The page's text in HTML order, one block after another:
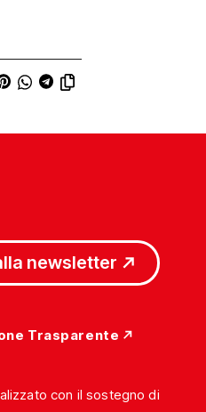
newsletter
Trasparente
con il sostegno di